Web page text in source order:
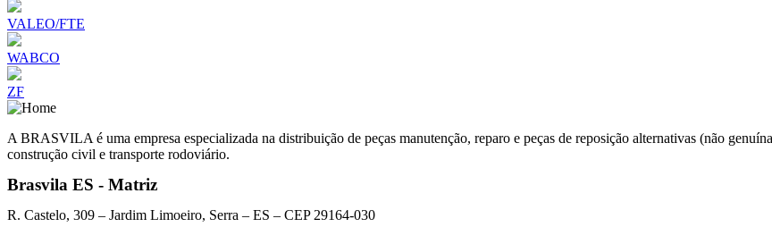
VALEO/FTE
WABCO
ZF
A BRASVILA é uma empresa especializada na distribuição de peças manutenção, reparo e peças de reposição alternativas (não
construção civil e transporte rodoviário.
Brasvila ES - Matriz
R. Castelo, 309 – Jardim Limoeiro, Serra – ES – CEP 29164-030